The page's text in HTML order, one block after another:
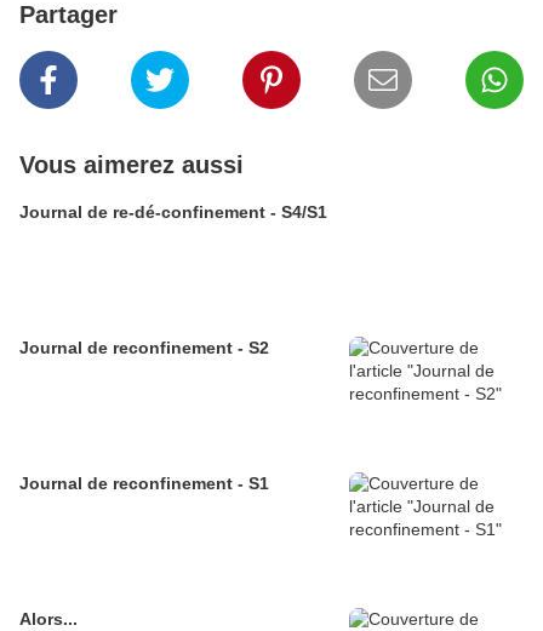
Partager
Vous aimerez aussi
Journal de re-dé-confinement - S4/S1
Journal de reconfinement - S2
Journal de reconfinement - S1
Alors...